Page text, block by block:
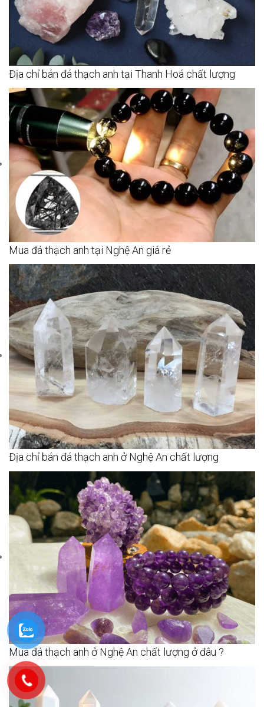
Địa chỉ bán đá thạch anh tại Thanh Hoá chất lượng
Mua đá thạch anh tại Nghệ An giá rẻ
Địa chỉ bán đá thạch anh ở Nghệ An chất lượng
Mua đá thạch anh ở Nghệ An chất lượng ở đâu ?